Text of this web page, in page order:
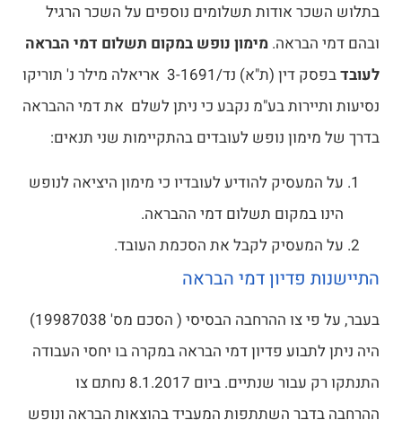
בתלוש השכר אודות תשלומים נוספים על השכר הרגיל
ובהם דמי הבראה. מימון נופש במקום תשלום דמי הבראה
לעובד
בפסק דין ‏(ת"א) נד/3-1691 ‏ ‏אריאלה מילר נ' תוריקו
נסיעות ותיירות בע"מ נקבע כי ניתן לשלם את דמי ההבראה
בדרך של מימון נופש לעובדים בהתקיימות שני תנאים:
על המעסיק להודיע לעובדיו כי מימון היציאה לנופש
הינו במקום תשלום דמי ההבראה.
על המעסיק לקבל את הסכמת העובד.
התיישנות פדיון דמי הבראה
בעבר, על פי צו ההרחבה הבסיסי ( הסכם מס' 19987038)
היה ניתן לתבוע פדיון דמי הבראה במקרה בו יחסי העבודה
התנתקו רק עבור שנתיים. ביום 8.1.2017 נחתם צו
ההרחבה בדבר השתתפות המעביד בהוצאות הבראה ונופש